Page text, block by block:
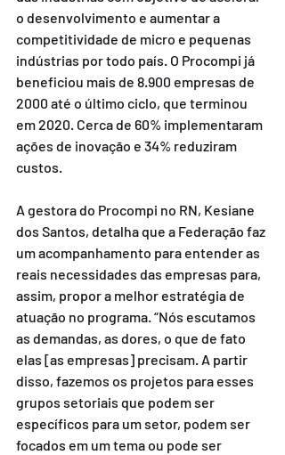
o desenvolvimento e aumentar a
competitividade de micro e pequenas
indústrias por todo país. O Procompi já
beneficiou mais de 8.900 empresas de
2000 até o último ciclo, que terminou
em 2020. Cerca de 60% implementaram
ações de inovação e 34% reduziram
custos.
A gestora do Procompi no RN, Kesiane
dos Santos, detalha que a Federação faz
um acompanhamento para entender as
reais necessidades das empresas para,
assim, propor a melhor estratégia de
atuação no programa. “Nós escutamos
as demandas, as dores, o que de fato
elas [as empresas] precisam. A partir
disso, fazemos os projetos para esses
grupos setoriais que podem ser
específicos para um setor, podem ser
focados em um tema ou pode ser